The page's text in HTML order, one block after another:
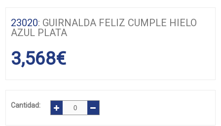
23020: GUIRNALDA FELIZ CUMPLE HIELO
AZUL PLATA
3,568€
Cantidad: